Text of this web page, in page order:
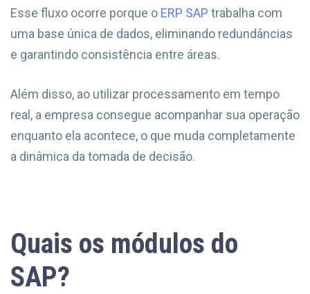
Esse fluxo ocorre porque o ERP SAP trabalha com
uma base única de dados, eliminando redundâncias
e garantindo consistência entre áreas.
Além disso, ao utilizar processamento em tempo
real, a empresa consegue acompanhar sua operação
enquanto ela acontece, o que muda completamente
a dinâmica da tomada de decisão.
Quais os módulos do
SAP?